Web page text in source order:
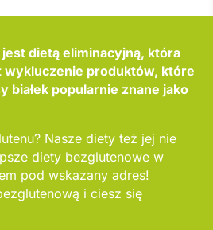
dietą eliminacyjną, która
wykluczenie produktów, które
białek popularnie znane jako
Nasze diety też jej nie
diety bezglutenowe w
pod wskazany adres!
i ciesz się